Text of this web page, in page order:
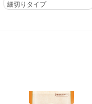
細切りタイプ